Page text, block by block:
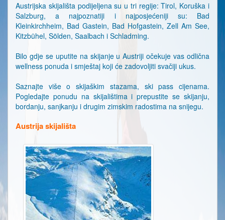
Austrijska skijališta podijeljena su u tri regije: Tirol, Koruška i
Salzburg, a najpoznatiji i najposjećeniji su: Bad
Kleinkirchheim, Bad Gastein, Bad Hofgastein, Zell Am See,
Kitzbühel, Sölden, Saalbach i Schladming.
Bilo gdje se uputite na skijanje u Austriji očekuje vas odlična
wellness ponuda i smještaj koji će zadovoljiti svačiji ukus.
Saznajte više o skijaškim stazama, ski pass cijenama.
Pogledajte ponudu na skijalištima i prepustite se skijanju,
bordanju, sanjkanju i drugim zimskim radostima na snijegu.
Austrija skijališta